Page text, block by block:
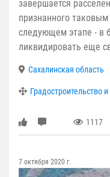
завершается
признанного
следующем этапе - в
ликвидировать еще
Сахалинская область
Градостроительство
1117
7 октября 2020 г.